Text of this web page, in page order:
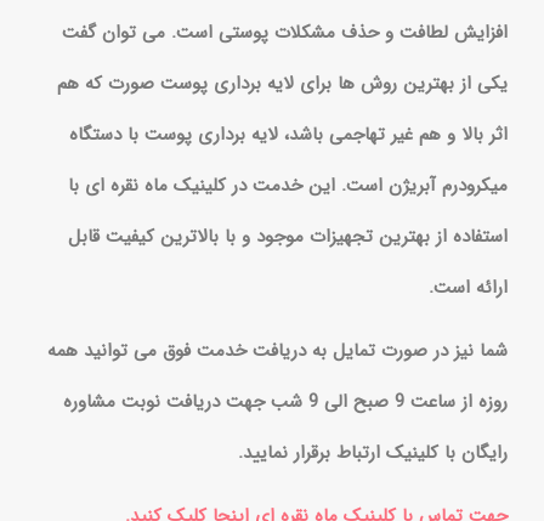
افزایش لطافت و حذف مشکلات پوستی است. می توان گفت
یکی از بهترین روش ها برای لایه برداری پوست صورت که هم
اثر بالا و هم غیر تهاجمی باشد، لایه برداری پوست با دستگاه
میکرودرم آبریژن است. این خدمت در کلینیک ماه نقره ای با
استفاده از بهترین تجهیزات موجود و با بالاترین کیفیت قابل
ارائه است.
شما نیز در صورت تمایل به دریافت خدمت فوق می توانید همه
روزه از ساعت 9 صبح الی 9 شب جهت دریافت نوبت مشاوره
رایگان با کلینیک ارتباط برقرار نمایید.